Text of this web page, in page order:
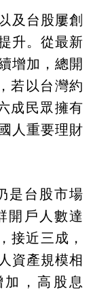
及台股屢創
升。從最新
增加，總開
若以台灣約
成民眾擁有
人重要理財
是台股市場
開戶人數達
接近三成，
資產規模相
，高股息